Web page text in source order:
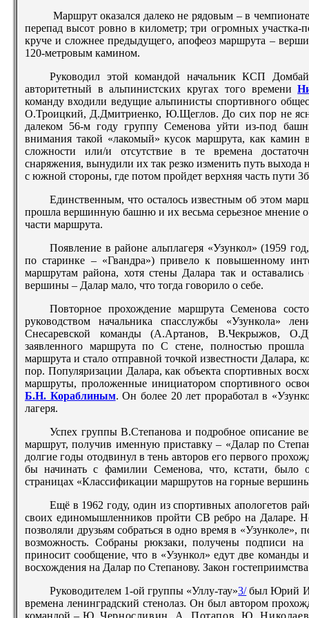
Маршрут оказался далеко не рядовым – в
перепад высот ровно в километр; три огромных участка-
круче и сложнее предыдущего, апофеоз маршрута –
120-метровым камином.
Руководил этой командой начальник КСП
авторитетный в альпинистских кругах того времени
команду входили ведущие альпинисты спортивного
О.Троицкий, Д.Дмитриенко, Ю.Щеглов. До сих пор не
далеком 56-м году группу Семенова уйти из-под
внимания такой «лакомый» кусок маршрута, как
сложности или/и отсутствие в те времена
снаряжения, вынудили их так резко изменить путь
с южной стороны, где потом пройдет верхняя часть пути
Единственным, что осталось известным об этом
прошла вершинную башню и их весьма серьезное мнение
части маршрута.
Появление в районе альплагеря «Узункол» (1959
по старинке – «Гвандра») привело к повышенному
маршрутам района, хотя стены Далара так и
вершины – Далар мало, что тогда говорило о себе.
Повторное прохождение маршрута Семенова
руководством начальника спасслужбы «Узункола»
Снесаревской команды (А.Артанов, В.Чекрыжов,
заявленного маршрута по С стене, полностью
маршрута и стало отправной точкой известности Далара,
пор. Популяризации Далара, как объекта спортивных
маршруты, проложенные инициатором спортивного
Б.Н. Кораблиным. Он более 20 лет проработал в
лагеря.
Успех группы В.Степанова и подробное описание
маршрут, получив именную приставку – «Далар по
долгие годы отодвинул в тень авторов его первого
бы начинать с фамилии Семенова, что, кстати, было
страницах «Классификации маршрутов на горные
Ещё в 1962 году, один из спортивных апологетов
своих единомышленников пройти СВ ребро на Даларе. Но
позволяли друзьям собраться в одно время в «Узунколе»,
возможность. Собраны рюкзаки, получены подписи
приносит сообщение, что в «Узункол» едут две команды
восхождения на Далар по Степанову. Закон
Руководителем 1-ой группы «Уллу-тау»3/был Юрий
времена ленинградский стенолаз. Он был автором
командой – Ю.Черносливин, А. Потапов, Ю.